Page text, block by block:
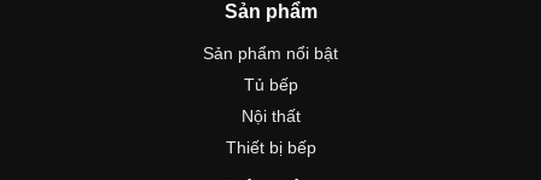
Sản phẩm
Sản phẩm nổi bật
Tủ bếp
Nội thất
Thiết bị bếp